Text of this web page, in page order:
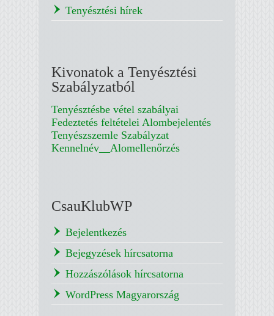
Tenyésztési hírek
Kivonatok a Tenyésztési
Szabályzatból
Tenyésztésbe vétel szabályai
Fedeztetés feltételei Alombejelentés
Tenyészszemle Szabályzat
Kennelnév__Alomellenőrzés
CsauKlubWP
Bejelentkezés
Bejegyzések hírcsatorna
Hozzászólások hírcsatorna
WordPress Magyarország